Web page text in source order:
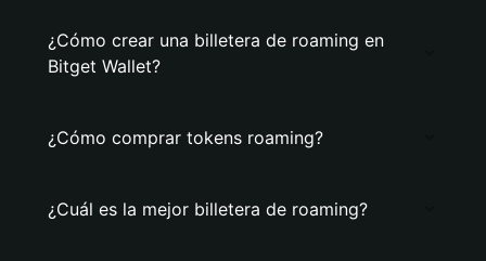
¿Cómo crear una billetera de roaming en
Bitget Wallet?
¿Cómo comprar tokens roaming?
¿Cuál es la mejor billetera de roaming?